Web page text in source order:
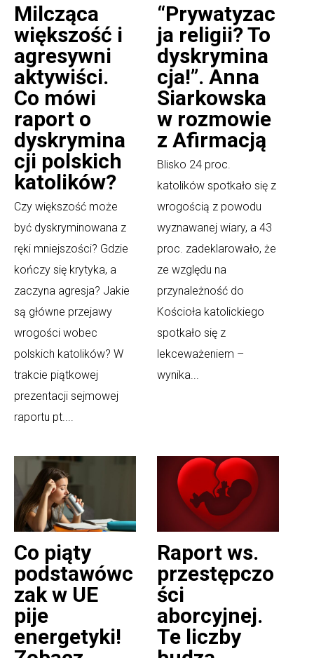
Milcząca
większość i
agresywni
aktywiści.
Co mówi
raport o
dyskrymina
cji polskich
katolików?
Czy większość może
być dyskryminowana z
ręki mniejszości? Gdzie
kończy się krytyka, a
zaczyna agresja? Jakie
są główne przejawy
wrogości wobec
polskich katolików? W
trakcie piątkowej
prezentacji sejmowej
raportu pt....
“Prywatyzac
ja religii? To
dyskrymina
cja!”. Anna
Siarkowska
w rozmowie
z Afirmacją
Blisko 24 proc.
katolików spotkało się z
wrogością z powodu
wyznawanej wiary, a 43
proc. zadeklarowało, że
ze względu na
przynależność do
Kościoła katolickiego
spotkało się z
lekceważeniem –
wynika...
Co piąty
podstawówc
zak w UE
pije
energetyki!
Raport ws.
przestępczo
ści
aborcyjnej.
Te liczby